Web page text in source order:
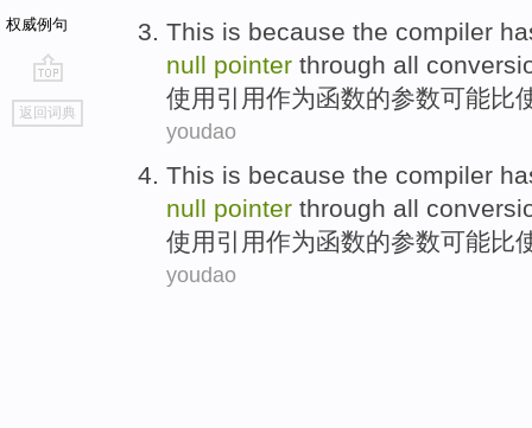
权威例句
go
top
返回词典
This is because the compiler
null pointer through all
使用引用作为函数的参数可能比
youdao
This is because the compiler
null pointer through all
使用引用作为函数的参数可能比
youdao